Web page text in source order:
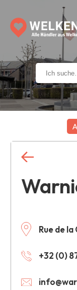
Rue de
+32 (0)
+
−